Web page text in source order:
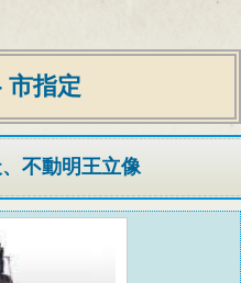
市指定
不動明王立像